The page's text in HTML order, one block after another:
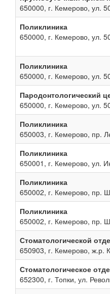
650000, г. Кемерово, ул.
Поликлиника
650000, г. Кемерово, ул.
Поликлиника
650000, г. Кемерово, ул.
Пародонтологический
650000, г. Кемерово, ул.
Поликлиника
650003, г. Кемерово, пр.
Поликлиника
650001, г. Кемерово, ул.
Поликлиника
650002, г. Кемерово, пр.
Поликлиника
650002, г. Кемерово, пр.
Стоматологической
650903, г. Кемерово, ж.р.
Стоматологическое
652300, г. Топки, ул.